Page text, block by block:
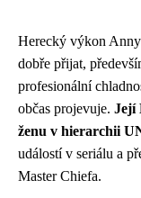
Herecký výkon
dobře přijat,
profesionální
občas projevuje. Její
ženu v hierarchii
událostí v seriálu a
Master Chiefa.